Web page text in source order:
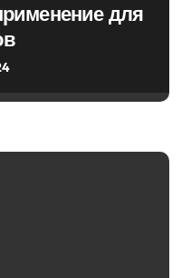
для